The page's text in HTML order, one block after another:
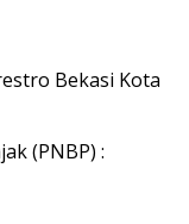
Bekasi Kota
(PNBP) :